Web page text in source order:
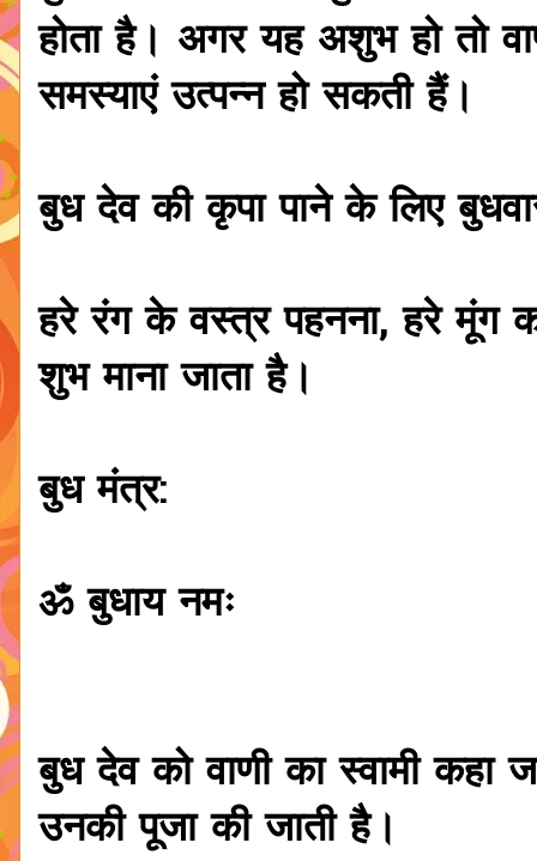
होता है। अगर यह अशुभ हो तो
समस्याएं उत्पन्न हो सकती हैं।
बुध देव की कृपा पाने के लिए
हरे रंग के वस्त्र पहनना, हरे मूंग
शुभ माना जाता है।
बुध मंत्र:
ॐ बुधाय नमः
बुध देव को वाणी का स्वामी
उनकी पूजा की जाती है।